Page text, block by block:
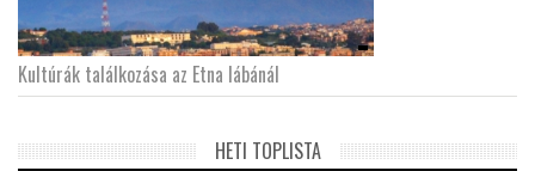
Kultúrák találkozása az Etna lábánál
HETI TOPLISTA